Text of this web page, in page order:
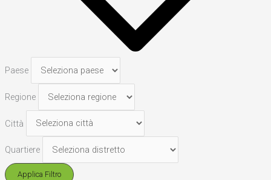
Paese
Regione
Città
Quartiere
Applica Filtro